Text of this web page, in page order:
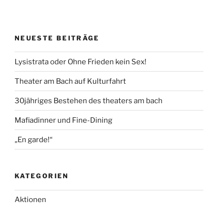
NEUESTE BEITRÄGE
Lysistrata oder Ohne Frieden kein Sex!
Theater am Bach auf Kulturfahrt
30jähriges Bestehen des theaters am bach
Mafiadinner und Fine-Dining
„En garde!“
KATEGORIEN
Aktionen